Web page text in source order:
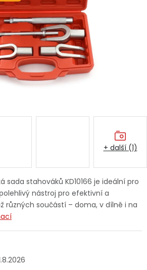
mé objednávky?
(B2B)
sada stahováků KD10166 je ideální pro
nástroj pro efektivní a
různých součástí – doma, v dílně i na
+ další (1)